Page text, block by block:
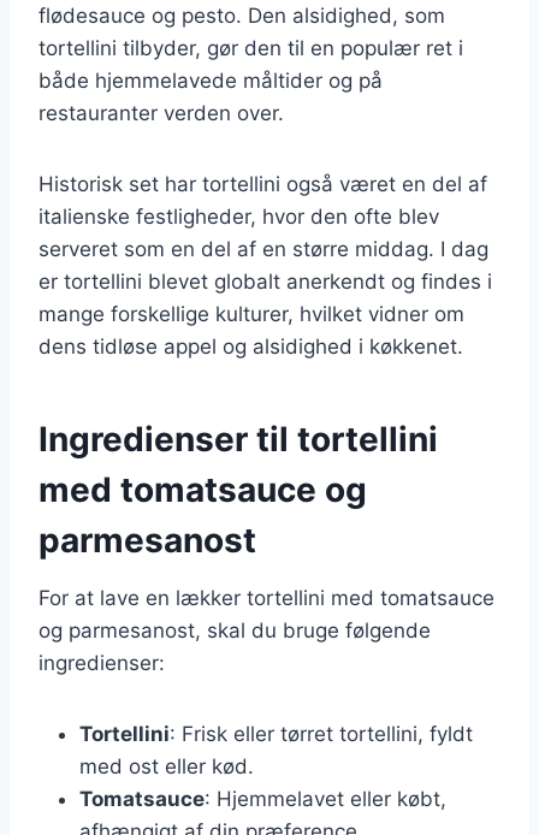
flødesauce og pesto. Den alsidighed, som
tortellini tilbyder, gør den til en populær ret i
både hjemmelavede måltider og på
restauranter verden over.
Historisk set har tortellini også været en del af
italienske festligheder, hvor den ofte blev
serveret som en del af en større middag. I dag
er tortellini blevet globalt anerkendt og findes i
mange forskellige kulturer, hvilket vidner om
dens tidløse appel og alsidighed i køkkenet.
Ingredienser til tortellini
med tomatsauce og
parmesanost
For at lave en lækker tortellini med tomatsauce
og parmesanost, skal du bruge følgende
ingredienser:
Tortellini: Frisk eller tørret tortellini, fyldt
med ost eller kød.
Tomatsauce: Hjemmelavet eller købt,